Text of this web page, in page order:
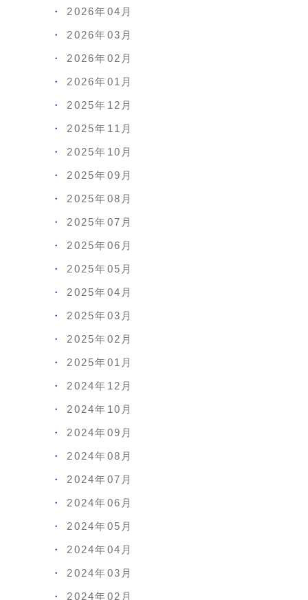
2026年04月
2026年03月
2026年02月
2026年01月
2025年12月
2025年11月
2025年10月
2025年09月
2025年08月
2025年07月
2025年06月
2025年05月
2025年04月
2025年03月
2025年02月
2025年01月
2024年12月
2024年10月
2024年09月
2024年08月
2024年07月
2024年06月
2024年05月
2024年04月
2024年03月
2024年02月